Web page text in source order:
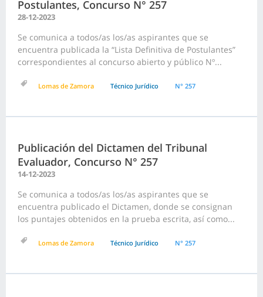
Postulantes, Concurso N° 257
28-12-2023
Se comunica a todos/as los/as aspirantes que se
encuentra publicada la “Lista Definitiva de Postulantes”
correspondientes al concurso abierto y público Nº...
Lomas de Zamora Técnico Jurídico N° 257
Publicación del Dictamen del Tribunal
Evaluador, Concurso N° 257
14-12-2023
Se comunica a todos/as los/as aspirantes que se
encuentra publicado el Dictamen, donde se consignan
los puntajes obtenidos en la prueba escrita, así como...
Lomas de Zamora Técnico Jurídico N° 257